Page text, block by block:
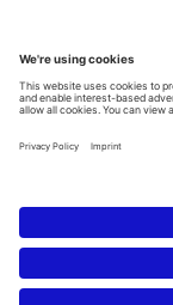
Facebook
Pinterest
Copyright ©
Impressum|